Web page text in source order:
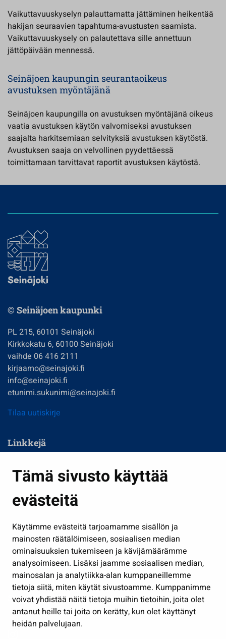
Tämä sivusto käyttää
evästeitä
Käytämme evästeitä tarjoamamme sisällön ja
mainosten räätälöimiseen, sosiaalisen median
ominaisuuksien tukemiseen ja kävijämäärämme
analysoimiseen. Lisäksi jaamme sosiaalisen median,
mainosalan ja analytiikka-alan kumppaneillemme
tietoja siitä, miten käytät sivustoamme. Kumppanimme
voivat yhdistää näitä tietoja muihin tietoihin, joita olet
antanut heille tai joita on kerätty, kun olet käyttänyt
heidän palvelujaan.
Vaikuttavuuskyselyn palauttamatta jättäminen heikentää
hakijan seuraavien tapahtuma-avustusten saamista.
Vaikuttavuuskysely on palautettava sille annettuun
jättöpäivään mennessä.
Seinäjoen kaupungin seurantaoikeus
avustuksen myöntäjänä
Seinäjoen kaupungilla on avustuksen myöntäjänä oikeus
vaatia avustuksen käytön valvomiseksi avustuksen
saajalta harkitsemiaan selvityksiä avustuksen käytöstä.
Avustuksen saaja on velvollinen pyydettäessä
toimittamaan tarvittavat raportit avustuksen käytöstä.
© Seinäjoen kaupunki
PL 215, 60101 Seinäjoki
Kirkkokatu 6, 60100 Seinäjoki
vaihde 06 416 2111
kirjaamo@seinajoki.fi
info@seinajoki.fi
etunimi.sukunimi@seinajoki.fi
Tilaa uutiskirje
Linkkejä
Kasvatus ja opetus
Kulttuuri ja liikunta
Työ ja yrittäminen
Osallistu ja asioi
Näytä omat evästeasetukseni
Seuraa meitä